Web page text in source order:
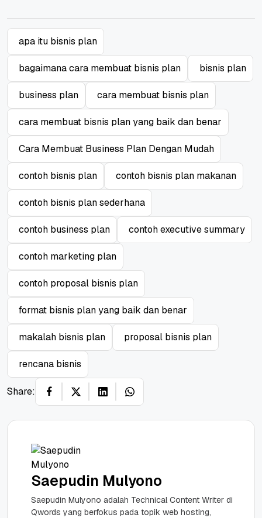
apa itu bisnis plan
bagaimana cara membuat bisnis plan bisnis plan
business plan cara membuat bisnis plan
cara membuat bisnis plan yang baik dan benar
Cara Membuat Business Plan Dengan Mudah
contoh bisnis plan contoh bisnis plan makanan
contoh bisnis plan sederhana
contoh business plan contoh executive summary
contoh marketing plan
contoh proposal bisnis plan
format bisnis plan yang baik dan benar
makalah bisnis plan proposal bisnis plan
rencana bisnis
Share:
Saepudin Mulyono
Saepudin Mulyono adalah Technical Content Writer di
Qwords yang berfokus pada topik web hosting,